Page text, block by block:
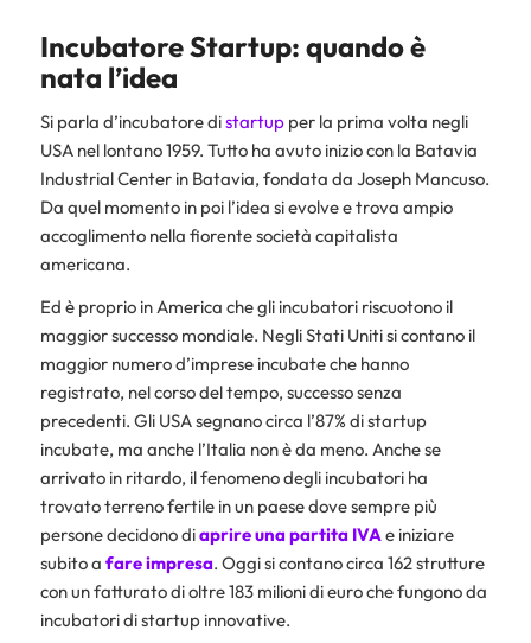
Incubatore Startup: quando è
nata l’idea
Si parla d’incubatore distartupper la prima volta negli
USA nel lontano 1959. Tutto ha avuto inizio con la Batavia
Industrial Center in Batavia, fondata da Joseph Mancuso.
Da quel momento in poi l’idea si evolve e trova ampio
accoglimento nella fiorente società capitalista
americana.
Ed è proprio in America che gli incubatori riscuotono il
maggior successo mondiale. Negli Stati Uniti si contano il
maggior numero d’imprese incubate che hanno
registrato, nel corso del tempo, successo senza
precedenti. Gli USA segnano circa l’87% di startup
incubate, ma anche l’Italia non è da meno. Anche se
arrivato in ritardo, il fenomeno degli incubatori ha
trovato terreno fertile in un paese dove sempre più
persone decidono diaprire una partita IVAe iniziare
subito a fare impresa. Oggi si contano circa 162 strutture
con un fatturato di oltre 183 milioni di euro che fungono da
incubatori di startup innovative.